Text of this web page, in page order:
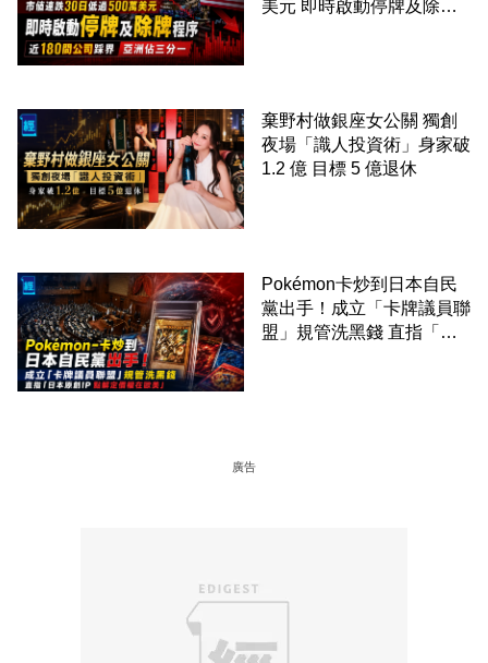
美元 即時啟動停牌及除牌
棄野村做銀座女公關 獨創
夜場「識人投資術」身家破
1.2 億 目標 5 億退休
Pokémon卡炒到日本自民
黨出手！成立「卡牌議員聯
盟」規管洗黑錢 直指「日
廣告